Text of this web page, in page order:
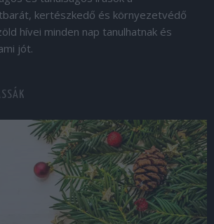
kertészkedő és környezetvédő
hívei minden nap tanulhatnak és
jót.